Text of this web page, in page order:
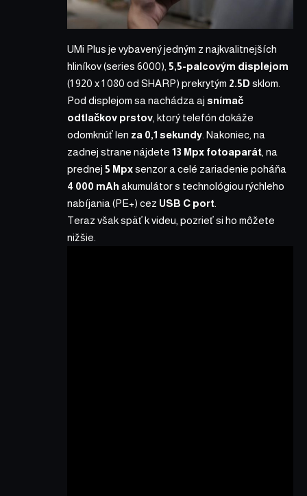
UMi Plus je vybavený jedným z najkvalitnejších
hliníkov (series 6000), 5,5-palcovým displejom
(1 920 x 1 080 od SHARP) prekrytým 2.5D sklom.
Pod displejom sa nachádza aj snímač
odtlačkov prstov , ktorý telefón dokáže
odomknúť len za 0,1 sekundy . Nakoniec, na
zadnej strane nájdete 13 Mpx fotoaparát , na
prednej 5 Mpxsenzor a celé zariadenie poháňa
4 000 mAh akumulátor s technológiou rýchleho
nabíjania (PE+) cez USB C port
Teraz však späť k videu, pozrieť si ho môžete
nižšie.